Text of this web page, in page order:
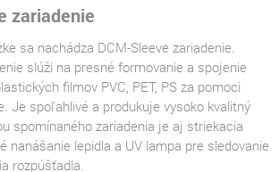
zariadenie
sa nachádza DCM-Sleeve zariadenie.
slúži na presné formovanie a spojenie
filmov PVC, PET, PS za pomoci
Je spoľahlivé a produkuje vysoko kvalitný
spomínaného zariadenia je aj striekacia
nanášanie lepidla a UV lampa pre sledovanie
rozpúšťadla.